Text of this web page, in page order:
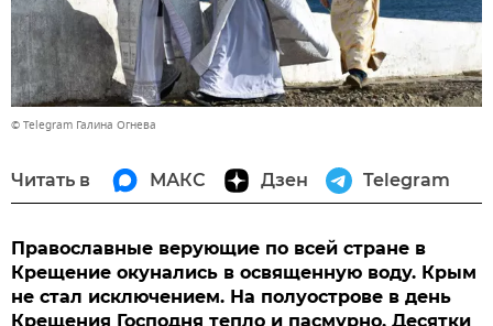
© Telegram Галина Огнева
Читать в МАКС Дзен Telegram
Православные верующие по всей стране в
Крещение окунались в освященную воду. Крым
не стал исключением. На полуострове в день
Крещения Господня тепло и пасмурно. Десятки